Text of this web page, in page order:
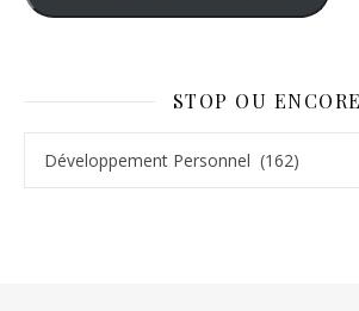
STOP OU ENCORE